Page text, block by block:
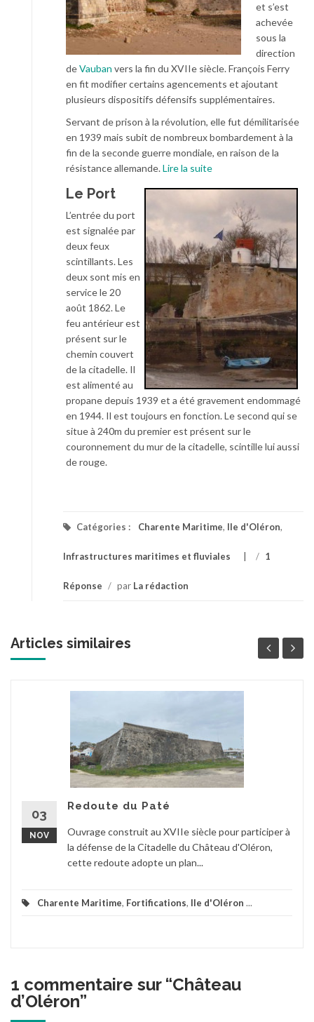
et s’est
achevée
sous la
direction
deVauban vers la fin du XVIIe siècle. François Ferry
en fit modifier certains agencements et ajoutant
plusieurs dispositifs défensifs supplémentaires.
Servant de prison à la révolution, elle fut démilitarisée
en 1939 mais subit de nombreux bombardement à la
fin de la seconde guerre mondiale, en raison de la
résistance allemande.Lire la suite
Le Port
L’entrée du port
est signalée par
deux feux
scintillants. Les
deux sont mis en
service le 20
août 1862. Le
feu antérieur est
présent sur le
chemin couvert
de la citadelle. Il
est alimenté au
propane depuis 1939 et a été gravement endommagé
en 1944. Il est toujours en fonction. Le second qui se
situe à 240m du premier est présent sur le
couronnement du mur de la citadelle, scintille lui aussi
de rouge.
Catégories : Charente Maritime, Ile d'Oléron,
Infrastructures maritimes et fluviales / 1
Réponse / par La rédaction
Articles similaires
03
NOV
Redoute du Paté
Ouvrage construit au XVIIe siècle pour participer à
la défense de la Citadelle du Château d'Oléron,
cette redoute adopte un plan...
Charente Maritime, Fortifications, Ile d'Oléron ...
1 commentaire sur “Château
d’Oléron”